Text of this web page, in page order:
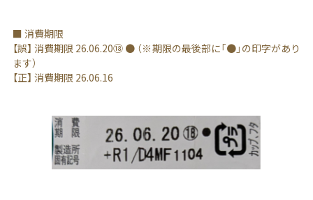
■ 消費期限
【誤】 消費期限 26.06.20⑱ ● （※期限の最後部に「●」の印字があり
ます）
【正】 消費期限 26.06.16